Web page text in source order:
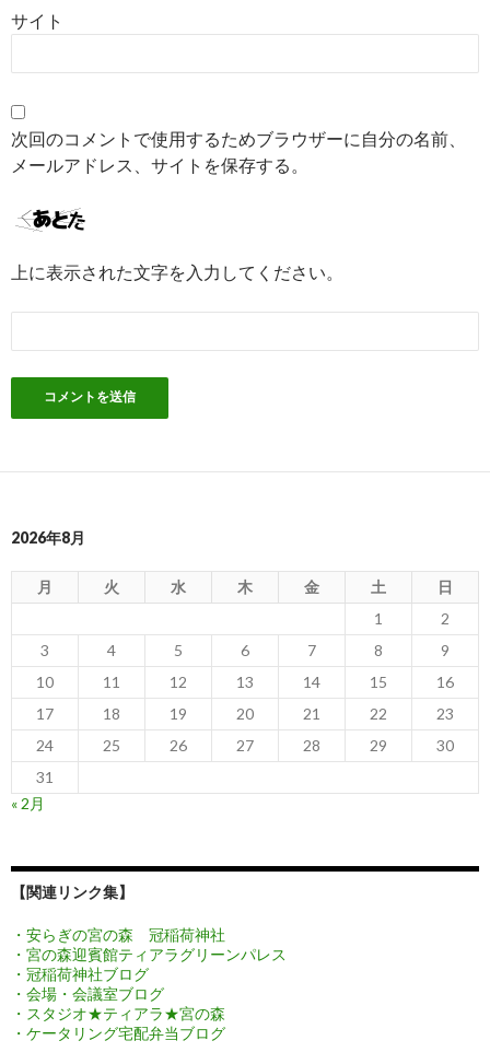
サイト
次回のコメントで使用するためブラウザーに自分の名前、
メールアドレス、サイトを保存する。
上に表示された文字を入力してください。
2026年8月
月 火 水 木 金 土
日
1
2
3
4 5 6 7 8
9
10
11 12 13 14 15
16
17
18 19 20 21 22
23
24
25 26 27 28 29
30
31
« 2月
【関連リンク集】
・安らぎの宮の森 冠稲荷神社
・宮の森迎賓館ティアラグリーンパレス
・冠稲荷神社ブログ
・会場・会議室ブログ
・スタジオ★ティアラ★宮の森
・ケータリング宅配弁当ブログ